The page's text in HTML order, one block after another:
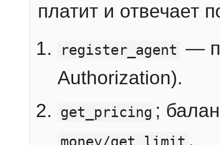
платит и отвечает
register_agent —
Authorization).
get_pricing ;
.